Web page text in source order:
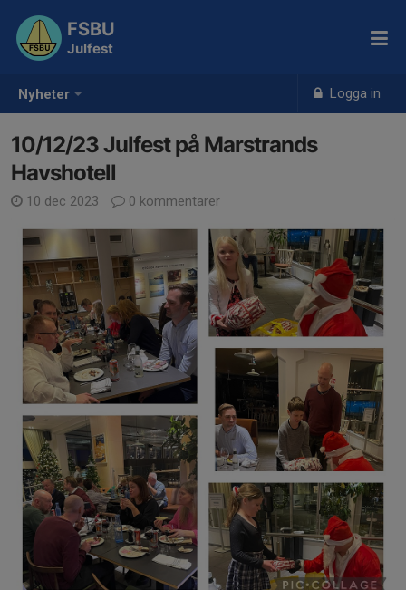
Nyheter Logga in
FSBU
Julfest
10/12/23 Julfest på Marstrands
Havshotell
10 dec 2023 0 kommentarer